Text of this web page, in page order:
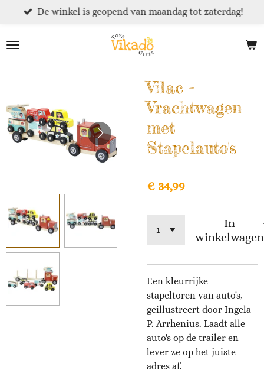
naar
De winkel is geopend van maandag tot zaterdag!
Vilac -
Vrachtwagen
met
Stapelauto's
€ 34,99
In
winkelwagen
Een kleurrijke
stapeltoren van auto's,
geillustreert door Ingela
P. Arrhenius. Laadt alle
auto's op de trailer en
lever ze op het juiste
adres af.